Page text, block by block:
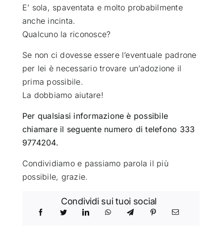
E’ sola, spaventata e molto probabilmente
anche incinta.
Qualcuno la riconosce?
Se non ci dovesse essere l’eventuale padrone
per lei è necessario trovare un’adozione il
prima possibile.
La dobbiamo aiutare!
Per qualsiasi informazione è possibile
chiamare il seguente numero di telefono 333
9774204.
Condividiamo e passiamo parola il più
possibile, grazie.
Condividi sui tuoi social